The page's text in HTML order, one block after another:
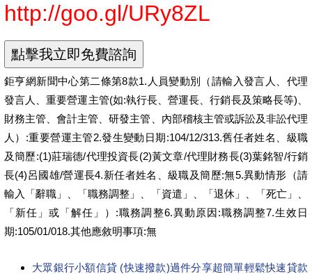
http://goo.gl/URy8ZL
鉅亨網新聞中心第二條第8款1.人員變動別（請輸入發言人、代理
發言人、重要營運主管(如:執行長、營運長、行銷長及策略長等)、
財務主管、會計主管、研發主管、內部稽核主管或訴訟及非訟代理
人）:重要營運主管2.發生變動日期:104/12/313.舊任者姓名、級職
及簡歷:(1)莊瑞德/代理投資長(2)黃文章/代理財務長(3)葉銘智/行銷
長(4)呂國雄/營運長4.新任者姓名、級職及簡歷:無5.異動情形（請
輸入「辭職」、「職務調整」、「資遣」、「退休」、「死亡」、
「新任」或「解任」）:職務調整6.異動原因:職務調整7.生效日
期:105/01/018.其他應敘明事項:無
大眾銀行小額信貸 (快速撥款)過件分享超簡單輕鬆快速貸款